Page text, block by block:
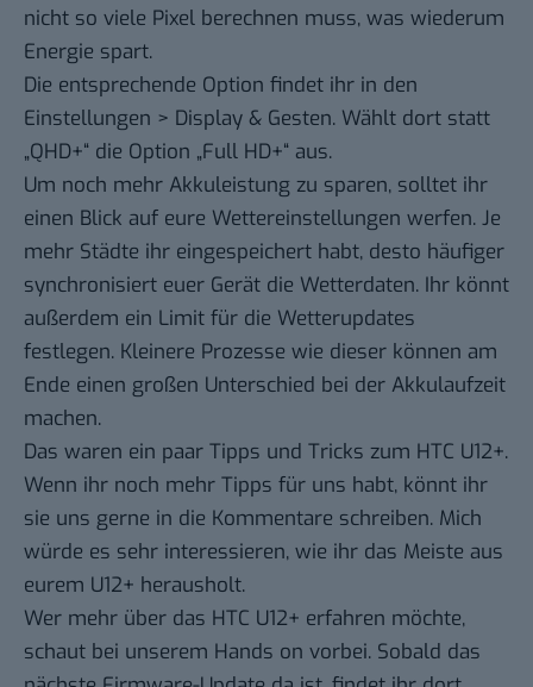
nicht so viele Pixel berechnen muss, was wiederum
Energie spart.
Die entsprechende Option findet ihr in den
Einstellungen > Display & Gesten. Wählt dort statt
„QHD+“ die Option „Full HD+“ aus.
Um noch mehr Akkuleistung zu sparen, solltet ihr
einen Blick auf eure Wettereinstellungen werfen. Je
mehr Städte ihr eingespeichert habt, desto häufiger
synchronisiert euer Gerät die Wetterdaten. Ihr könnt
außerdem ein Limit für die Wetterupdates
festlegen. Kleinere Prozesse wie dieser können am
Ende einen großen Unterschied bei der Akkulaufzeit
machen.
Das waren ein paar Tipps und Tricks zum HTC U12+.
Wenn ihr noch mehr Tipps für uns habt, könnt ihr
sie uns gerne in die Kommentare schreiben. Mich
würde es sehr interessieren, wie ihr das Meiste aus
eurem U12+ herausholt.
Wer mehr über das HTC U12+ erfahren möchte,
schaut bei unserem Hands on vorbei. Sobald das